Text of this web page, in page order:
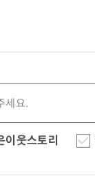
이웃스토리